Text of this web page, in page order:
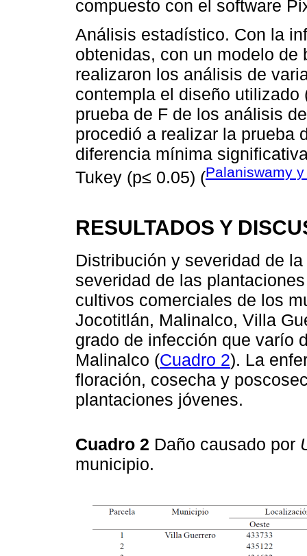
compuesto con el software
Análisis estadístico. Con la
obtenidas, con un modelo
realizaron los análisis de
contempla el diseño
prueba de F de los análisis
procedió a realizar la prueba
diferencia mínima
Tukey (p≤ 0.05) (Palaniswamy
RESULTADOS Y
Distribución y severidad de
severidad de las
cultivos comerciales de los
Jocotitlán, Malinalco, Villa
grado de infección que varío
Malinalco (Cuadro 2). La
floración, cosecha y
plantaciones jóvenes.
Cuadro 2 Daño causado por
municipio.